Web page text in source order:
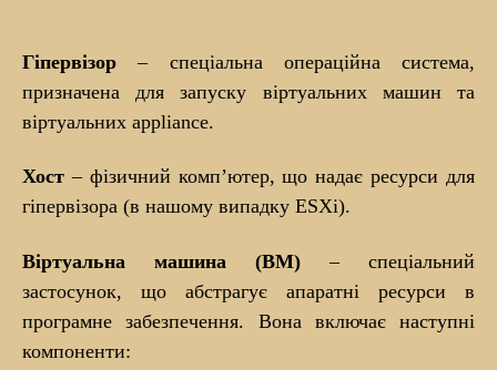
Гіпервізор – спеціальна операційна система,
призначена для запуску віртуальних машин та
віртуальних appliance.
Хост – фізичний комп’ютер, що надає ресурси для
гіпервізора (в нашому випадку ESXi).
Віртуальна машина (ВМ) – спеціальний
застосунок, що абстрагує апаратні ресурси в
програмне забезпечення. Вона включає наступні
компоненти: